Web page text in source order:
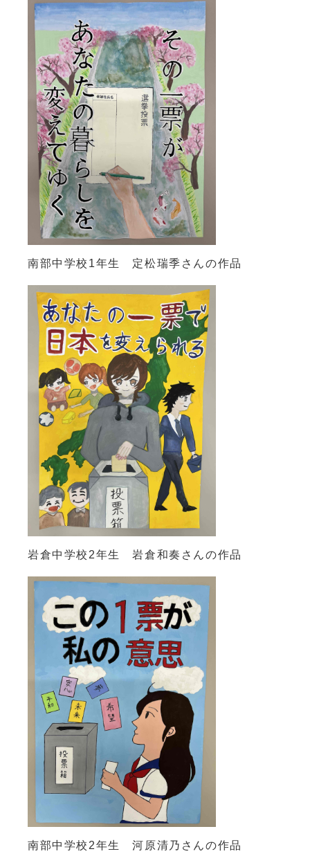
南部中学校1年生 定松瑞季さんの作品
岩倉中学校2年生 岩倉和奏さんの作品
南部中学校2年生 河原清乃さんの作品